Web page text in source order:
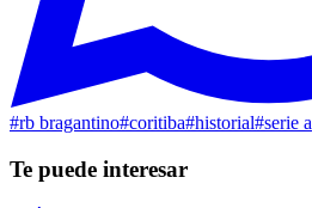
#rb bragantino#coritiba#historial#serie a
Te puede interesar